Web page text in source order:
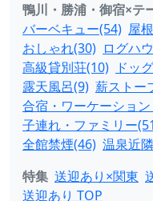
鴨川・勝浦・御宿×テ
バーベキュー(54) 屋
おしゃれ(30) ログハ
高級貸別荘(10) ドッ
露天風呂(9) 薪ストー
合宿・ワーケーショ
子連れ・ファミリー
全館禁煙(46) 温泉近
特集 送迎あり×関東
送迎あり TOP